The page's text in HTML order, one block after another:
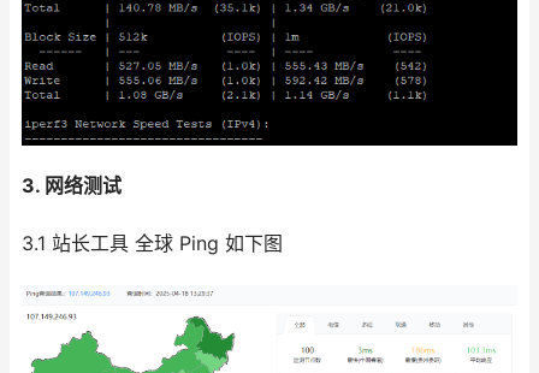
3. 网络测试
3.1 站长工具 全球 Ping 如下图